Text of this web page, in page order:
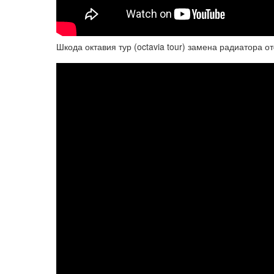
Шкода октавия тур (octavia tour) замена радиатора